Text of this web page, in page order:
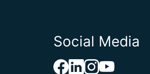
Social Media